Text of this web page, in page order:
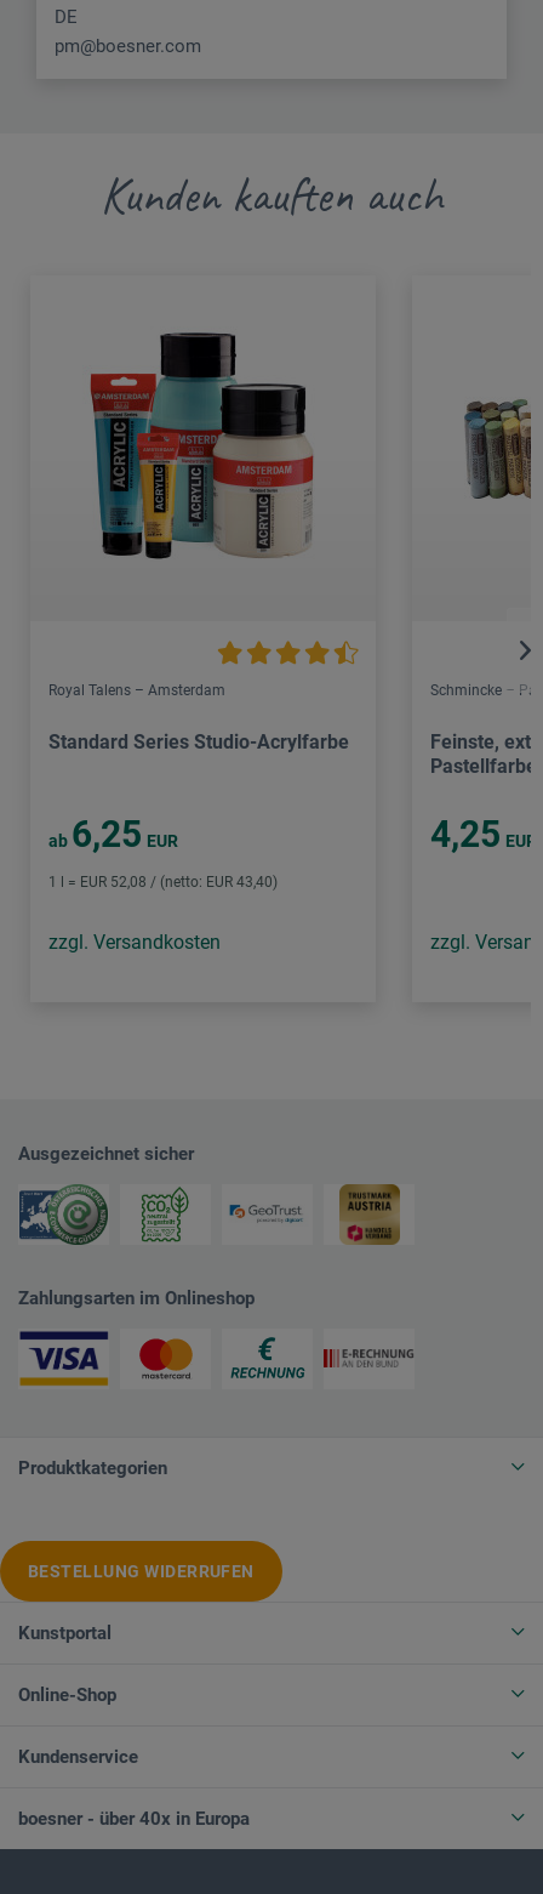
DE
pm@boesner.com
Kunden kauften auch
Royal Talens – Amsterdam
Standard Series Studio-Acrylfarbe
ab 6,25 EUR
1 l = EUR 52,08 / (netto: EUR 43,40)
zzgl. Versandkosten
Schmincke –
Feinste,
Pastellfarbe
4,25 EUR
zzgl.
Ausgezeichnet sicher
Zahlungsarten im Onlineshop
Produktkategorien
BESTELLUNG WIDERRUFEN
Kunstportal
Online-Shop
Kundenservice
boesner - über 40x in Europa